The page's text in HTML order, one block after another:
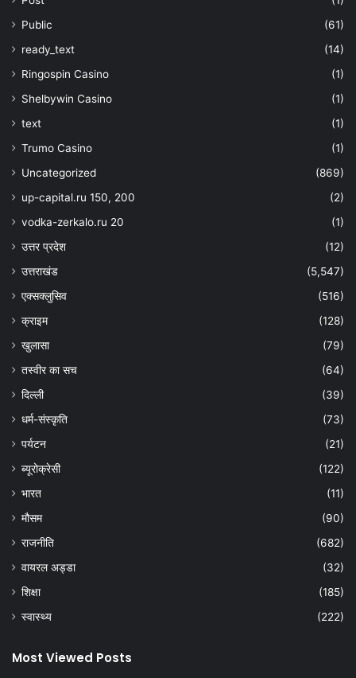
Public
(61)
ready_text
(14)
Ringospin Casino
(1)
Shelbywin Casino
(1)
text
(1)
Trumo Casino
(1)
Uncategorized
(869)
up-capital.ru 150, 200
(2)
vodka-zerkalo.ru 20
(1)
उत्तर प्रदेश
(12)
उत्तराखंड
(5,547)
एक्सक्लुसिव
(516)
क्राइम
(128)
खुलासा
(79)
तस्वीर का सच
(64)
दिल्ली
(39)
धर्म-संस्कृति
(73)
पर्यटन
(21)
ब्यूरोक्रेसी
(122)
भारत
(11)
मौसम
(90)
राजनीति
(682)
वायरल अड्डा
(32)
शिक्षा
(185)
स्वास्थ्य
(222)
Most Viewed Posts